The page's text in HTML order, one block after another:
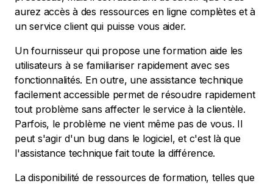
aurez accès à des ressources en ligne complètes et à
un service client qui puisse vous aider.
Un fournisseur qui propose une formation aide les
utilisateurs à se familiariser rapidement avec ses
fonctionnalités. En outre, une assistance technique
facilement accessible permet de résoudre rapidement
tout problème sans affecter le service à la clientèle.
Parfois, le problème ne vient même pas de vous. Il
peut s'agir d'un bug dans le logiciel, et c'est là que
l'assistance technique fait toute la différence.
La disponibilité de ressources de formation, telles que